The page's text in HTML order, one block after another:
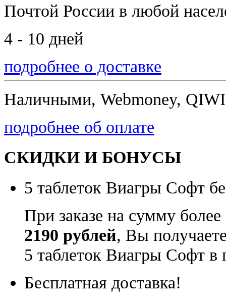
Почтой России в любой
4 - 10 дней
подробнее о доставке
Наличными, Webmoney,
подробнее об оплате
СКИДКИ И БОНУСЫ
5 таблеток Виагры Софт
При заказе на сумму более
2190 рублей, Вы
5 таблеток Виагры Софт в
Бесплатная доставка!